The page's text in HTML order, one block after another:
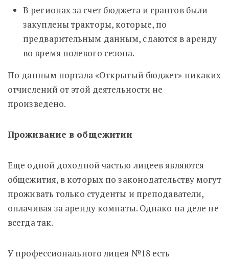
В регионах за счет бюджета и грантов были
закуплены тракторы, которые, по
предварительным данным, сдаются в аренду
во время полевого сезона.
По данным портала «Открытый бюджет» никаких
отчислений от этой деятельности не
произведено.
Проживание в общежитии
Еще одной доходной частью лицеев являются
общежития, в которых по законодательству могут
проживать только студенты и преподаватели,
оплачивая за аренду комнаты. Однако на деле не
всегда так.
У профессионального лицея №18 есть